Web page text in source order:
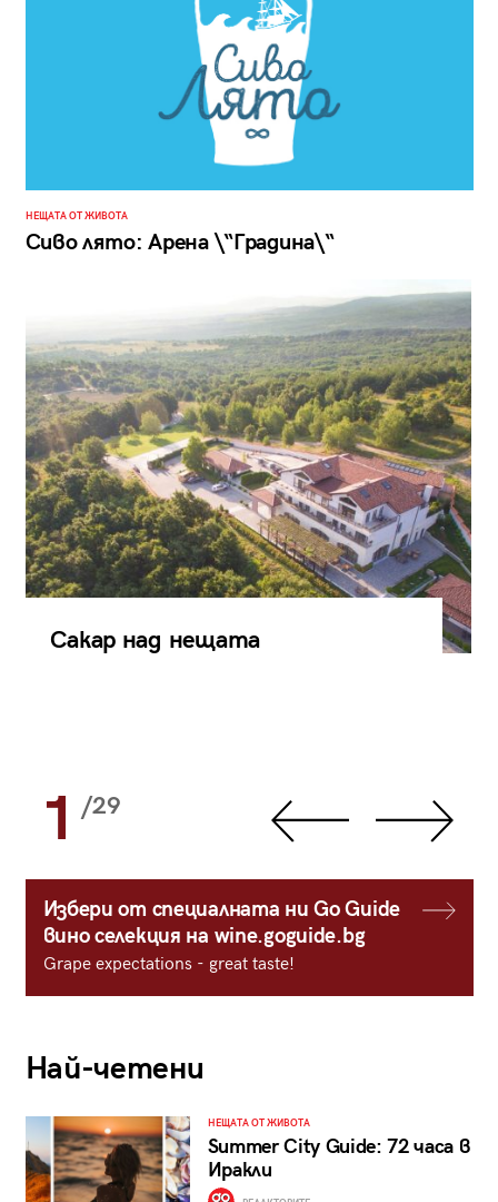
НЕЩАТА ОТ ЖИВОТА
Сиво лято: Арена \“Градина\“
Сакар над нещата
1 /29
Избери от специалната ни Go Guide
вино селекция на wine.goguide.bg
Grape expectations - great taste!
Най-четени
НЕЩАТА ОТ ЖИВОТА
Summer City Guide: 72 часа в
Иракли